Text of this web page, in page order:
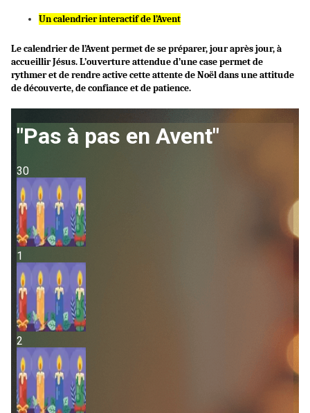
Un calendrier interactif de l’Avent
Le calendrier de l’Avent permet de se préparer, jour après jour, à
accueillir Jésus. L’ouverture attendue d’une case permet de
rythmer et de rendre active cette attente de Noël dans une attitude
de découverte, de confiance et de patience.